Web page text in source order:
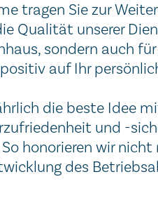
tragen Sie zur
Qualität unserer
sondern auch
auf Ihr
die beste Idee
und -
honorieren wir
des